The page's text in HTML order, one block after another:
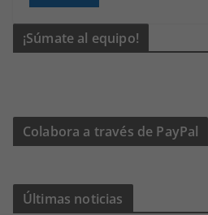
¡Súmate al equipo!
Colabora a través de PayPal
Últimas noticias